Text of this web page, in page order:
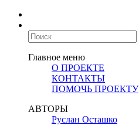
Главное меню
О ПРОЕКТЕ
КОНТАКТЫ
ПОМОЧЬ ПРОЕКТУ
АВТОРЫ
Руслан Осташко